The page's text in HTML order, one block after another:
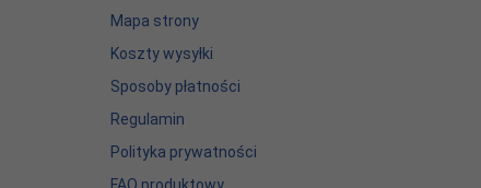
Mapa strony
Koszty wysyłki
Sposoby płatności
Regulamin
Polityka prywatności